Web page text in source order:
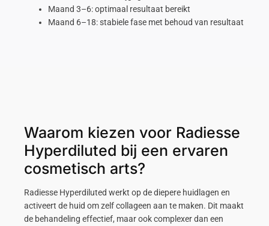
Maand 3–6: optimaal resultaat bereikt
Maand 6–18: stabiele fase met behoud van resultaat
Waarom kiezen voor Radiesse
Hyperdiluted bij een ervaren
cosmetisch arts?
Radiesse Hyperdiluted werkt op de diepere huidlagen en
activeert de huid om zelf collageen aan te maken. Dit maakt
de behandeling effectief, maar ook complexer dan een